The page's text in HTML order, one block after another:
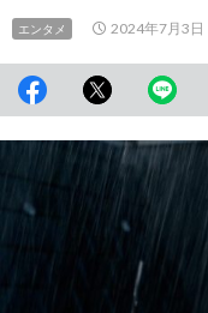
エンタメ 2024年7月3日